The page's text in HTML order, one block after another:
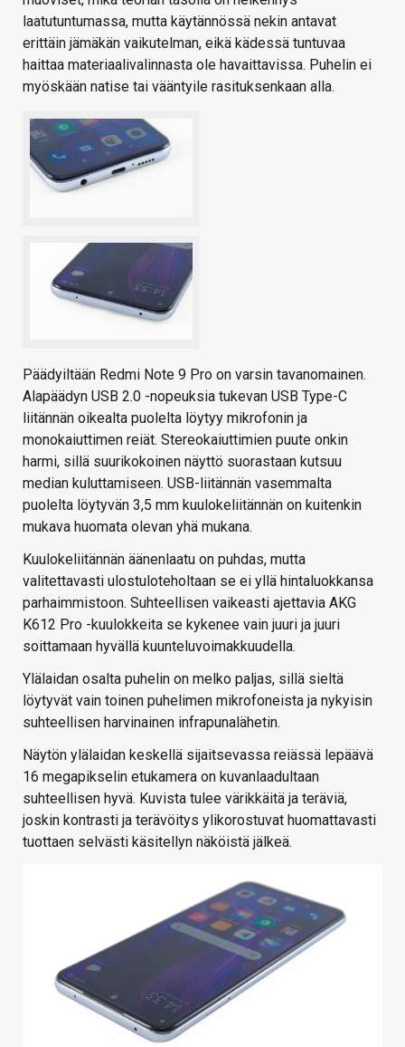
laatutuntumassa, mutta käytännössä nekin antavat
erittäin jämäkän vaikutelman, eikä kädessä tuntuvaa
haittaa materiaalivalinnasta ole havaittavissa. Puhelin ei
myöskään natise tai vääntyile rasituksenkaan alla.
Päädyiltään Redmi Note 9 Pro on varsin tavanomainen.
Alapäädyn USB 2.0 -nopeuksia tukevan USB Type-C
liitännän oikealta puolelta löytyy mikrofonin ja
monokaiuttimen reiät. Stereokaiuttimien puute onkin
harmi, sillä suurikokoinen näyttö suorastaan kutsuu
median kuluttamiseen. USB-liitännän vasemmalta
puolelta löytyvän 3,5 mm kuulokeliitännän on kuitenkin
mukava huomata olevan yhä mukana.
Kuulokeliitännän äänenlaatu on puhdas, mutta
valitettavasti ulostuloteholtaan se ei yllä hintaluokkansa
parhaimmistoon. Suhteellisen vaikeasti ajettavia AKG
K612 Pro -kuulokkeita se kykenee vain juuri ja juuri
soittamaan hyvällä kuunteluvoimakkuudella.
Ylälaidan osalta puhelin on melko paljas, sillä sieltä
löytyvät vain toinen puhelimen mikrofoneista ja nykyisin
suhteellisen harvinainen infrapunalähetin.
Näytön ylälaidan keskellä sijaitsevassa reiässä lepäävä
16 megapikselin etukamera on kuvanlaadultaan
suhteellisen hyvä. Kuvista tulee värikkäitä ja teräviä,
joskin kontrasti ja terävöitys ylikorostuvat huomattavasti
tuottaen selvästi käsitellyn näköistä jälkeä.